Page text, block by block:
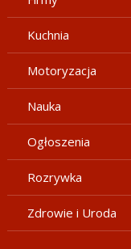
Kuchnia
Motoryzacja
Nauka
Ogłoszenia
Rozrywka
Zdrowie i Uroda